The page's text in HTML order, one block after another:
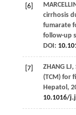
[6]
cirrhosis
fumarate
follow-up
DOI:
[7] ZHANG LJ,
(TCM) for
Hepatol ,
10.1016/